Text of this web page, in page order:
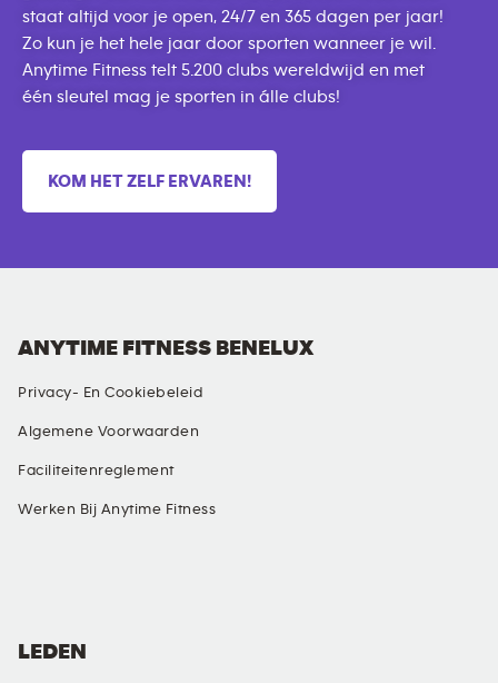
staat altijd voor je open, 24/7 en 365 dagen per jaar!
Zo kun je het hele jaar door sporten wanneer je wil.
Anytime Fitness telt 5.200 clubs wereldwijd en met
één sleutel mag je sporten in álle clubs!
KOM HET ZELF ERVAREN!
ANYTIME FITNESS BENELUX
Privacy- En Cookiebeleid
Algemene Voorwaarden
Faciliteitenreglement
Werken Bij Anytime Fitness
LEDEN